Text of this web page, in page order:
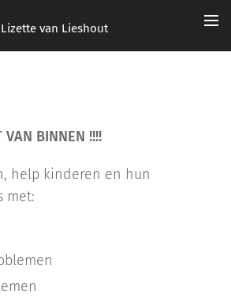
Lizette van Lieshout
VAN BINNEN !!!!
help kinderen en hun
met: